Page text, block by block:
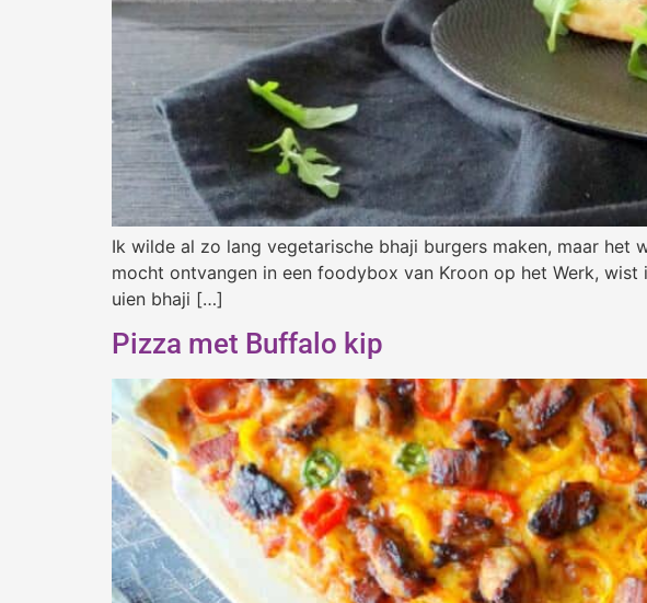
Ik wilde al zo lang vegetarische bhaji burgers maken, maar het
mocht ontvangen in een foodybox van Kroon op het Werk,
uien bhaji […]
Pizza met Buffalo kip